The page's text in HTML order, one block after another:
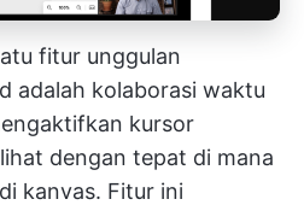
fitur unggulan
adalah kolaborasi waktu
kursor
dengan tepat di mana
kanvas. Fitur ini